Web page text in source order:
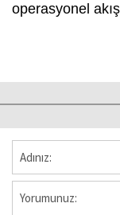
operasyonel